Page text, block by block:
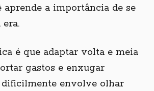
a importância de se
era.
é que adaptar volta e meia
gastos e enxugar
dificilmente envolve olhar